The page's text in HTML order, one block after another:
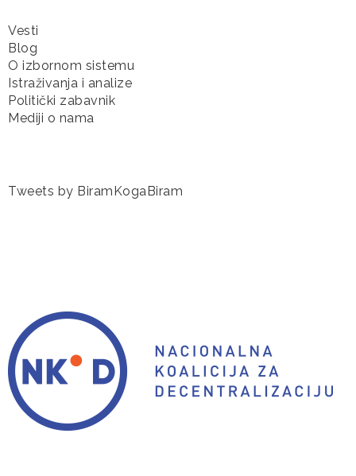
Vesti
Blog
O izbornom sistemu
Istraživanja i analize
Politički zabavnik
Mediji o nama
Tweets by BiramKogaBiram